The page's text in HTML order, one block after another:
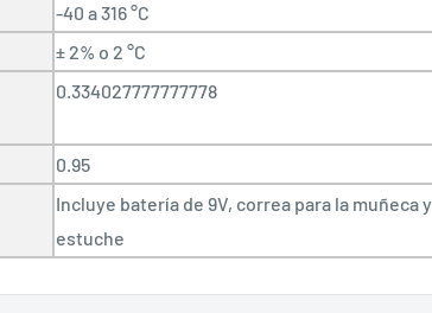
-40 a 316 °C
± 2% o 2 °C
0.334027777777778
0.95
Incluye batería de 9V, correa para la muñeca y
estuche